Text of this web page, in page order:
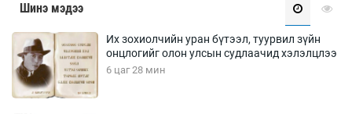
Шинэ мэдээ
Их зохиолчийн уран бүтээл, туурвил зүйн
онцлогийг олон улсын судлаачид хэлэлцлээ
6 цаг 28 мин